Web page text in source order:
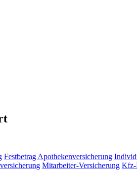
Festbetrag Apothekenversicherung
Mitarbeiter-Versicherung Kfz-